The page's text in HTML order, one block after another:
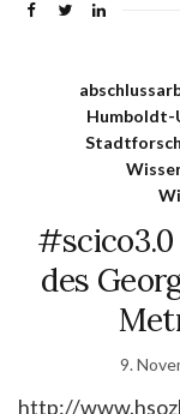
Humboldt-
#scico3.0
des
9.
http://